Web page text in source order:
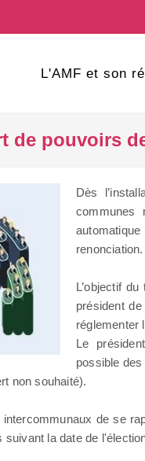
L'AMF et son
de pouvoirs
Dès
communes
renonciation.
L’objectif
président
réglementer
Le
possible
non souhaité).
de se
la date de